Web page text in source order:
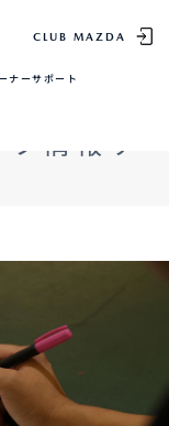
CLUB MAZDA
ナーサポート
情報サ